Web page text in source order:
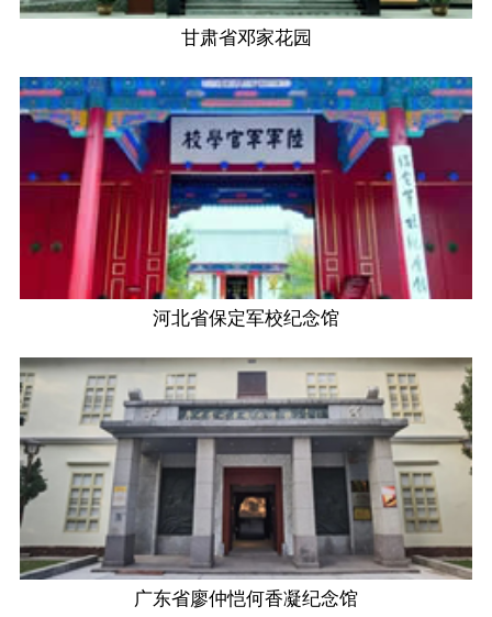
甘肃省邓家花园
河北省保定军校纪念馆
广东省廖仲恺何香凝纪念馆